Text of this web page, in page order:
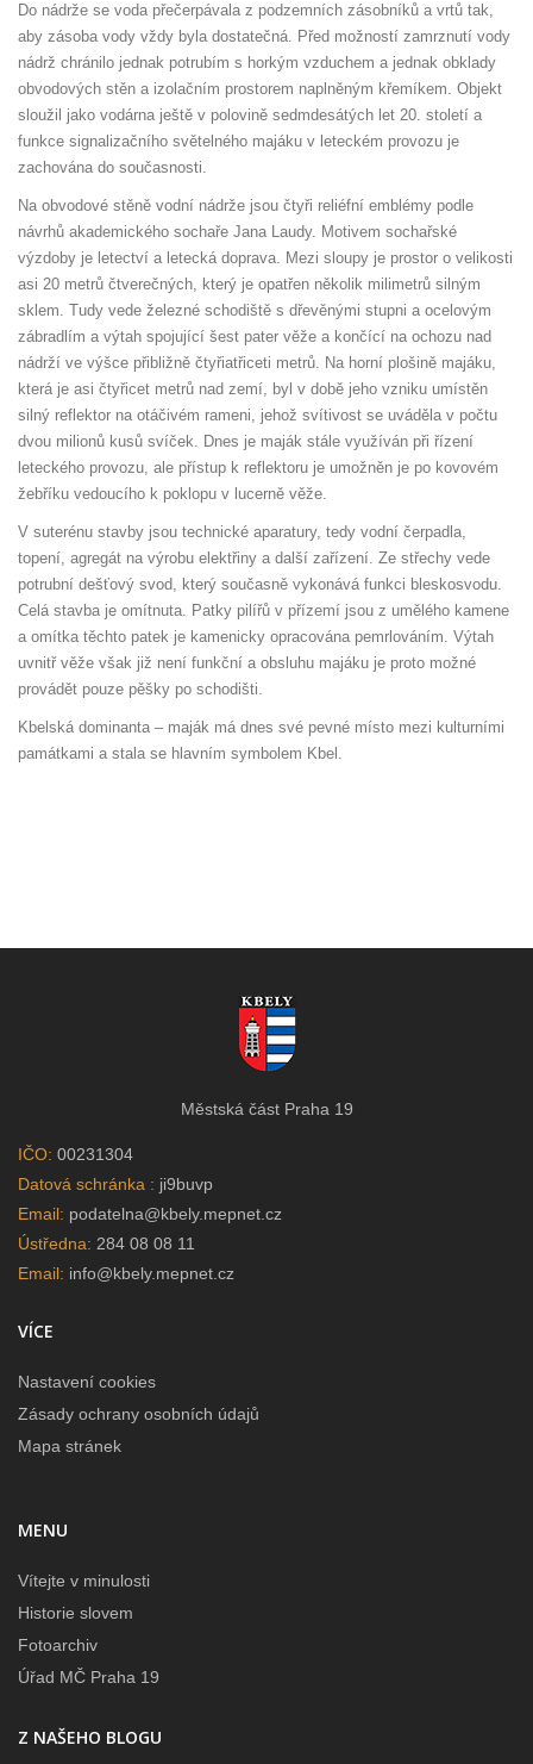
Do nádrže se voda přečerpávala z podzemních zásobníků a vrtů tak,
aby zásoba vody vždy byla dostatečná. Před možností zamrznutí vody
nádrž chránilo jednak potrubím s horkým vzduchem a jednak obklady
obvodových stěn a izolačním prostorem naplněným křemíkem. Objekt
sloužil jako vodárna ještě v polovině sedmdesátých let 20. století a
funkce signalizačního světelného majáku v leteckém provozu je
zachována do současnosti.
Na obvodové stěně vodní nádrže jsou čtyři reliéfní emblémy podle
návrhů akademického sochaře Jana Laudy. Motivem sochařské
výzdoby je letectví a letecká doprava. Mezi sloupy je prostor o velikosti
asi 20 metrů čtverečných, který je opatřen několik milimetrů silným
sklem. Tudy vede železné schodiště s dřevěnými stupni a ocelovým
zábradlím a výtah spojující šest pater věže a končící na ochozu nad
nádrží ve výšce přibližně čtyřiatřiceti metrů. Na horní plošině majáku,
která je asi čtyřicet metrů nad zemí, byl v době jeho vzniku umístěn
silný reflektor na otáčivém rameni, jehož svítivost se uváděla v počtu
dvou milionů kusů svíček. Dnes je maják stále využíván při řízení
leteckého provozu, ale přístup k reflektoru je umožněn je po kovovém
žebříku vedoucího k poklopu v lucerně věže.
V suterénu stavby jsou technické aparatury, tedy vodní čerpadla,
topení, agregát na výrobu elektřiny a další zařízení. Ze střechy vede
potrubní dešťový svod, který současně vykonává funkci bleskosvodu.
Celá stavba je omítnuta. Patky pilířů v přízemí jsou z umělého kamene
a omítka těchto patek je kamenicky opracována pemrlováním. Výtah
uvnitř věže však již není funkční a obsluhu majáku je proto možné
provádět pouze pěšky po schodišti.
Kbelská dominanta – maják má dnes své pevné místo mezi kulturními
památkami a stala se hlavním symbolem Kbel.
Městská část Praha 19
IČO: 00231304
Datová schránka : ji9buvp
Email: podatelna@kbely.mepnet.cz
Ústředna: 284 08 08 11
Email: info@kbely.mepnet.cz
VÍCE
Nastavení cookies
Zásady ochrany osobních údajů
Mapa stránek
MENU
Vítejte v minulosti
Historie slovem
Fotoarchiv
Úřad MČ Praha 19
Z NAŠEHO BLOGU